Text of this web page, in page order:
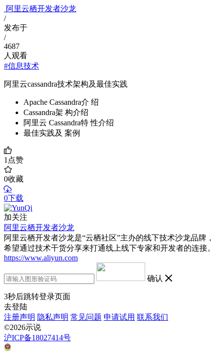
阿里云栖开发者沙龙
/
发布于
/
4687
人观看
#信息技术
阿里云cassandra技术架构及最佳实践
Apache Cassandra介 绍
Cassandra架 构介绍
阿里云 Cassandra特 性介绍
最佳实践及 案例
1点赞
0收藏
0下载
加关注
阿里云栖开发者沙龙
阿里云栖开发者沙龙是“云栖社区”主办的线下技术沙龙品牌，
希望通过技术干货分享来打通线上线下专家和开发者的连接。
https://www.aliyun.com
确认
3秒后跳转登录页面
去登陆
注册声明 隐私声明 常见问题 申请试用 联系我们
©2026示说
沪ICP备18027414号